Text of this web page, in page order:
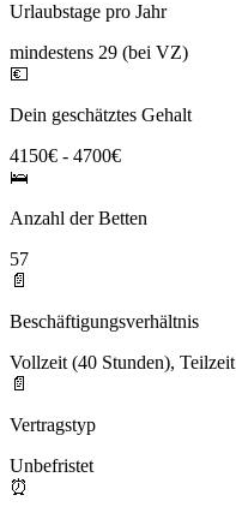
Urlaubstage pro Jahr
mindestens 29 (bei VZ)
💶
Dein geschätztes Gehalt
4150€ - 4700€
🛌
Anzahl der Betten
57
📄
Beschäftigungsverhältnis
Vollzeit (40 Stunden), Teilzeit
📄
Vertragstyp
Unbefristet
⏰